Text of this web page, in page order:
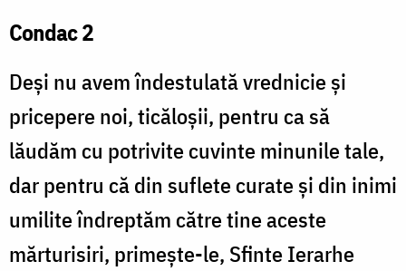
Condac 2
Deși nu avem îndestulată vrednicie și
pricepere noi, ticăloșii, pentru ca să
lăudăm cu potrivite cuvinte minunile tale,
dar pentru că din suflete curate și din inimi
umilite îndreptăm către tine aceste
mărturisiri, primește-le, Sfinte Ierarhe